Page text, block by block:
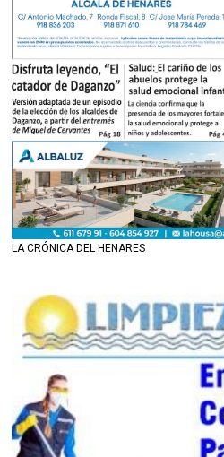
LA CRÓNICA DEL HENARES